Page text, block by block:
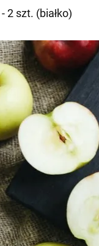
2 szt. (białko)